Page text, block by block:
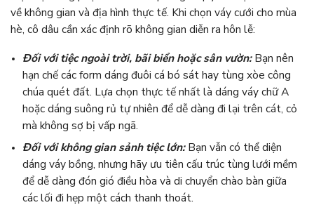
về không gian và địa hình thực tế. Khi chọn váy cưới cho mùa
hè, cô dâu cần xác định rõ không gian diễn ra hôn lễ:
Đối với tiệc ngoài trời, bãi biển hoặc sân vườn:Bạn nên
hạn chế các form dáng đuôi cá bó sát hay tùng xòe công
chúa quét đất. Lựa chọn thực tế nhất là dáng váy chữ A
hoặc dáng suông rủ tự nhiên để dễ dàng đi lại trên cát, cỏ
mà không sợ bị vấp ngã.
Đối với không gian sảnh tiệc lớn:Bạn vẫn có thể diện
dáng váy bồng, nhưng hãy ưu tiên cấu trúc tùng lưới mềm
để dễ dàng đón gió điều hòa và di chuyển chào bàn giữa
các lối đi hẹp một cách thanh thoát.